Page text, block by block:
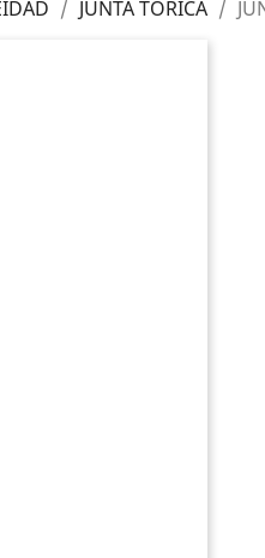
JUNTA TORICA